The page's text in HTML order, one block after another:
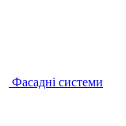
Фасадні системи